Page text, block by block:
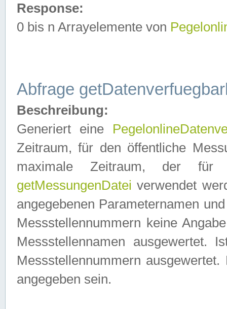
Response:
0 bis n Arrayelemente von
Abfrage
Beschreibung:
Generiert eine
Zeitraum, für den öffentliche
maximale Zeitraum, der
getMessungenDatei verwendet
angegebenen Parameternamen
Messstellennummern keine
Messstellennamen ausgewertet.
Messstellennummern
angegeben sein.